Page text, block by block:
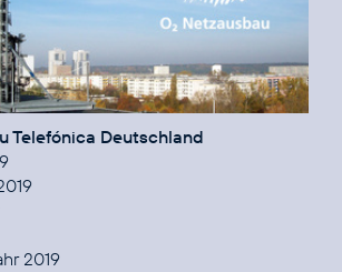
Telefónica Deutschland
2019